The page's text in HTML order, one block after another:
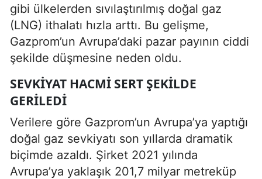
gibi ülkelerden sıvılaştırılmış doğal gaz
(LNG) ithalatı hızla arttı. Bu gelişme,
Gazprom’un Avrupa’daki pazar payının ciddi
şekilde düşmesine neden oldu.
SEVKIYAT HACMI SERT ŞEKILDE
GERILEDI
Verilere göre Gazprom’un Avrupa’ya yaptığı
doğal gaz sevkiyatı son yıllarda dramatik
biçimde azaldı. Şirket 2021 yılında
Avrupa’ya yaklaşık 201,7 milyar metreküp